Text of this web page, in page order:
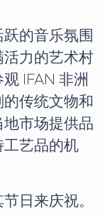
的音乐氛围
力的艺术村
IFAN 非洲
传统文物和
市场提供品
工艺品的机
日来庆祝。